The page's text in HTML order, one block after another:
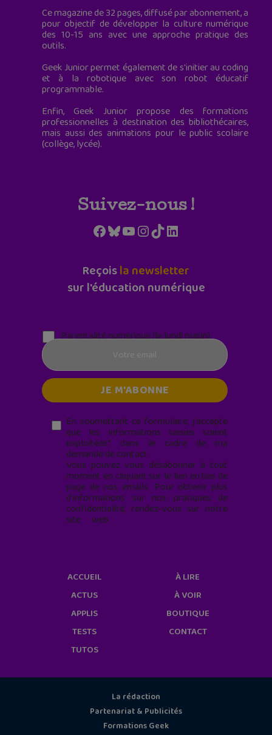
Ce magazine de 32 pages, diffusé par abonnement, a
pour objectif de développer la culture numérique
des 10-15 ans avec une approche pratique des
outils.
Geek Junior permet également de s'initier au coding
et à la robotique avec son robot éducatif
programmable.
Enfin, Geek Junior propose des formations
professionnelles à destination des bibliothécaires,
mais aussi des animations pour le public scolaire
(collège, lycée).
Suivez-nous !
Facebook
Bluesky
YouTube
Instagram
TikTokLinkedIn
Reçoisla newsletter
sur l'éducation numérique
Parentalité numérique (le lundi matin)
En soumettant ce formulaire, j’accepte
que les informations saisies soient
exploitées* dans le cadre de ma
demande de contact.
Vous pouvez vous désabonner à tout
moment en cliquant sur le lien en bas de
page de nos emails. Pour obtenir plus
d'informations sur nos pratiques de
confidentialité, rendez-vous sur notre
site web
ACCUEIL
ACTUS
APPLIS
TESTS
TUTOS
À LIRE
À VOIR
BOUTIQUE
CONTACT
La rédaction
Partenariat & Publicités
Formations Geek